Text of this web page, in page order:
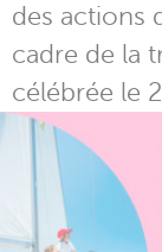
des actions
cadre de la
célébrée le